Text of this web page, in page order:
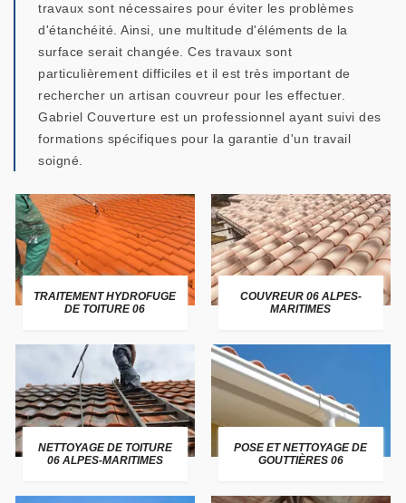
travaux sont nécessaires pour éviter les problèmes
d'étanchéité. Ainsi, une multitude d'éléments de la
surface serait changée. Ces travaux sont
particulièrement difficiles et il est très important de
rechercher un artisan couvreur pour les effectuer.
Gabriel Couverture est un professionnel ayant suivi des
formations spécifiques pour la garantie d'un travail
soigné.
TRAITEMENT HYDROFUGE
DE TOITURE 06
COUVREUR 06 ALPES-
MARITIMES
NETTOYAGE DE TOITURE
06 ALPES-MARITIMES
POSE ET NETTOYAGE DE
GOUTTIÈRES 06